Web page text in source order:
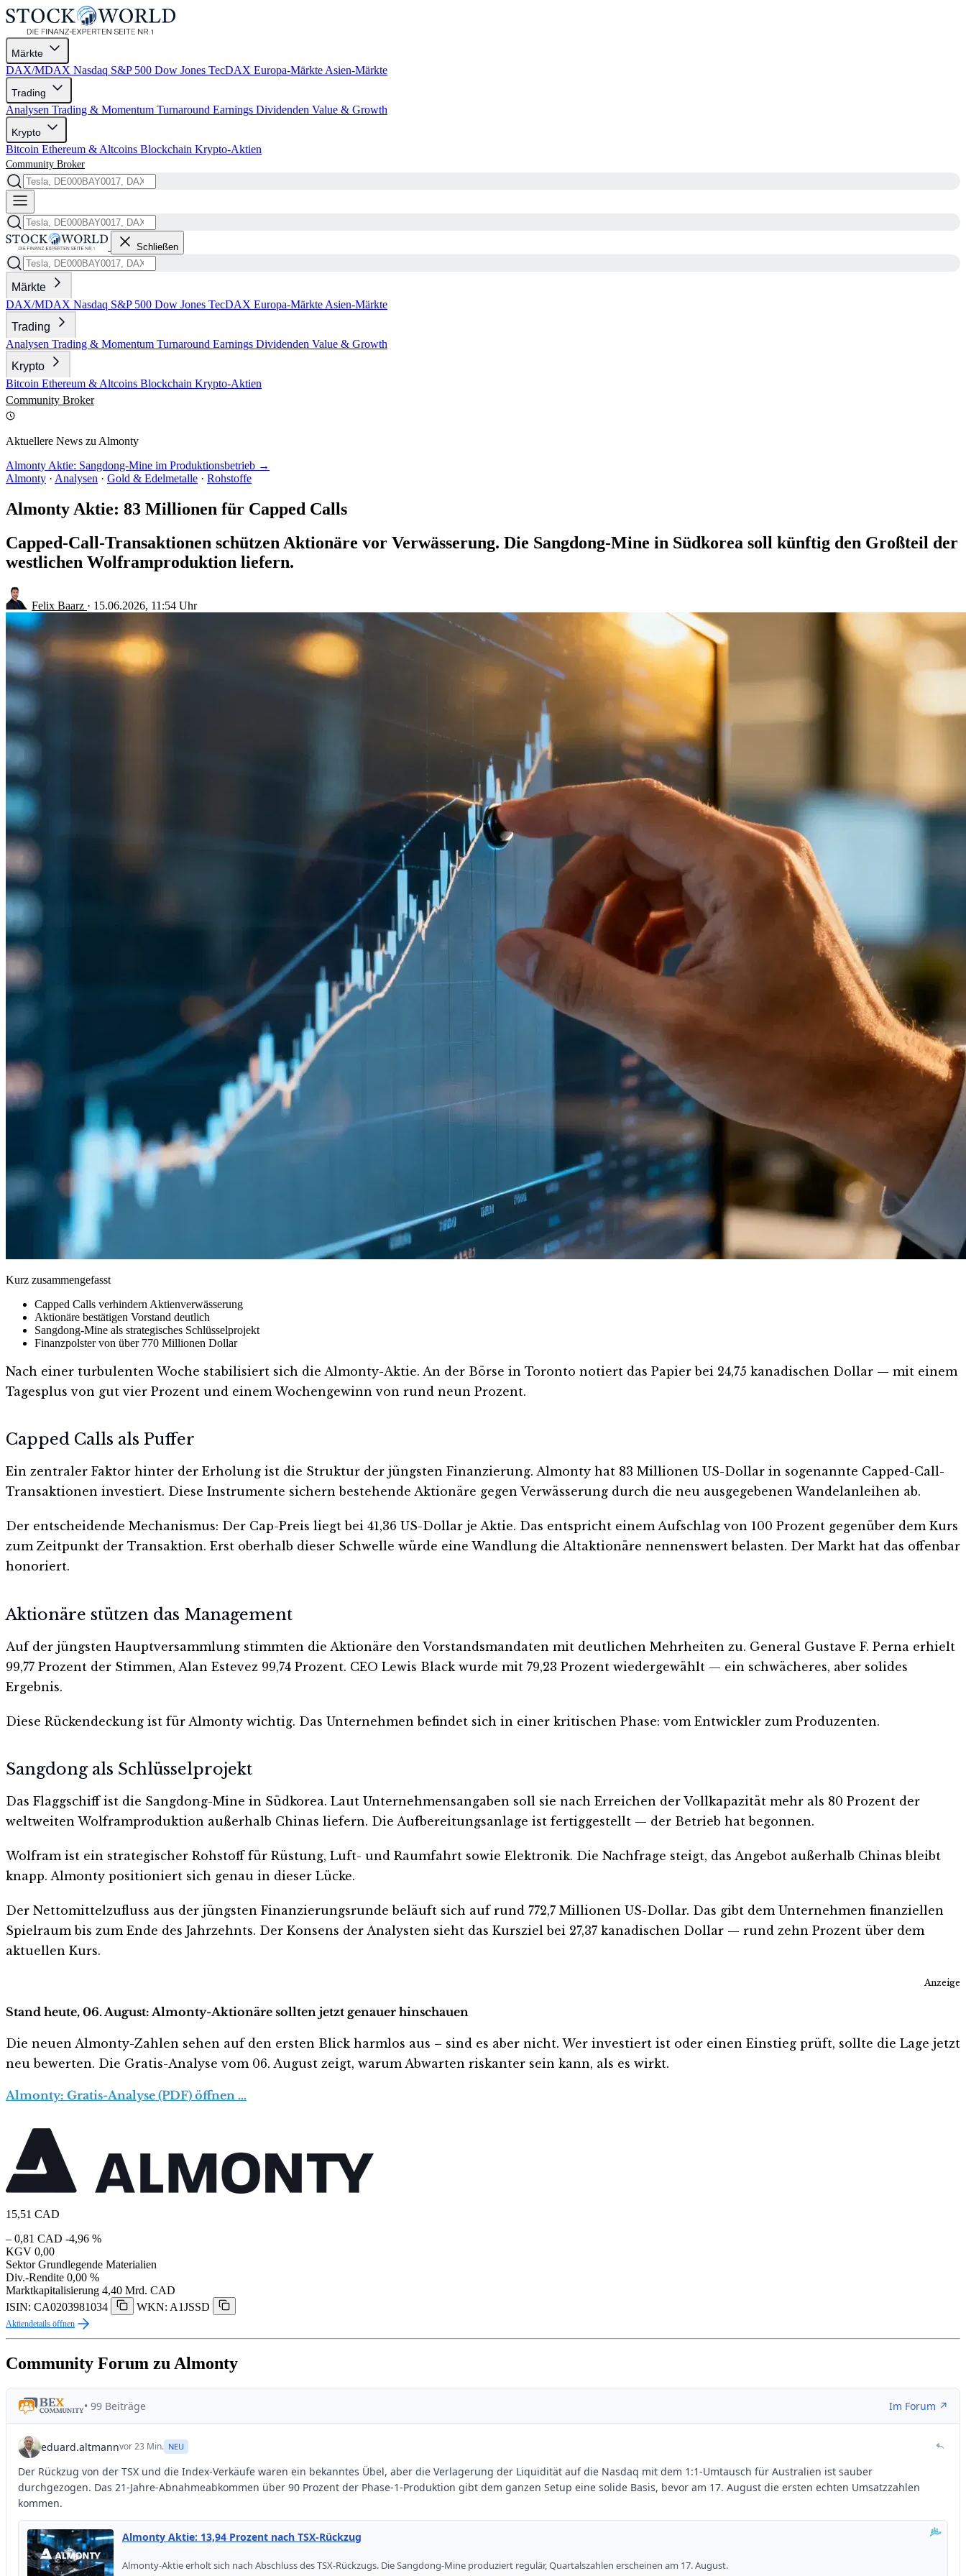
Märkte
DAX/MDAX Nasdaq S&P 500 Dow Jones TecDAX Europa-Märkte Asien-Märkte
Trading
Analysen Trading & Momentum Turnaround Earnings Dividenden Value & Growth
Krypto
Bitcoin Ethereum & Altcoins Blockchain Krypto-Aktien
Community Broker
Schließen
Märkte
DAX/MDAX Nasdaq S&P 500 Dow Jones TecDAX Europa-Märkte Asien-Märkte
Trading
Analysen Trading & Momentum Turnaround Earnings Dividenden Value & Growth
Krypto
Bitcoin Ethereum & Altcoins Blockchain Krypto-Aktien
Community Broker
Aktuellere News zu Almonty
Almonty Aktie: Sangdong-Mine im Produktionsbetrieb →
Almonty · Analysen · Gold & Edelmetalle · Rohstoffe
Almonty Aktie: 83 Millionen für Capped Calls
Capped-Call-Transaktionen schützen Aktionäre vor Verwässerung. Die Sangdong-Mine in Südkorea soll künftig den Großteil der
westlichen Wolframproduktion liefern.
Felix Baarz · 15.06.2026, 11:54 Uhr
Kurz zusammengefasst
Capped Calls verhindern Aktienverwässerung
Aktionäre bestätigen Vorstand deutlich
Sangdong-Mine als strategisches Schlüsselprojekt
Finanzpolster von über 770 Millionen Dollar
Nach einer turbulenten Woche stabilisiert sich die Almonty-Aktie. An der Börse in Toronto notiert das Papier bei 24,75 kanadischen Dollar — mit einem
Tagesplus von gut vier Prozent und einem Wochengewinn von rund neun Prozent.
Capped Calls als Puffer
Ein zentraler Faktor hinter der Erholung ist die Struktur der jüngsten Finanzierung. Almonty hat 83 Millionen US-Dollar in sogenannte Capped-Call-
Transaktionen investiert. Diese Instrumente sichern bestehende Aktionäre gegen Verwässerung durch die neu ausgegebenen Wandelanleihen ab.
Der entscheidende Mechanismus: Der Cap-Preis liegt bei 41,36 US-Dollar je Aktie. Das entspricht einem Aufschlag von 100 Prozent gegenüber dem Kurs
zum Zeitpunkt der Transaktion. Erst oberhalb dieser Schwelle würde eine Wandlung die Altaktionäre nennenswert belasten. Der Markt hat das offenbar
honoriert.
Aktionäre stützen das Management
Auf der jüngsten Hauptversammlung stimmten die Aktionäre den Vorstandsmandaten mit deutlichen Mehrheiten zu. General Gustave F. Perna erhielt
99,77 Prozent der Stimmen, Alan Estevez 99,74 Prozent. CEO Lewis Black wurde mit 79,23 Prozent wiedergewählt — ein schwächeres, aber solides
Ergebnis.
Diese Rückendeckung ist für Almonty wichtig. Das Unternehmen befindet sich in einer kritischen Phase: vom Entwickler zum Produzenten.
Sangdong als Schlüsselprojekt
Das Flaggschiff ist die Sangdong-Mine in Südkorea. Laut Unternehmensangaben soll sie nach Erreichen der Vollkapazität mehr als 80 Prozent der
weltweiten Wolframproduktion außerhalb Chinas liefern. Die Aufbereitungsanlage ist fertiggestellt — der Betrieb hat begonnen.
Wolfram ist ein strategischer Rohstoff für Rüstung, Luft- und Raumfahrt sowie Elektronik. Die Nachfrage steigt, das Angebot außerhalb Chinas bleibt
knapp. Almonty positioniert sich genau in dieser Lücke.
Der Nettomittelzufluss aus der jüngsten Finanzierungsrunde beläuft sich auf rund 772,7 Millionen US-Dollar. Das gibt dem Unternehmen finanziellen
Spielraum bis zum Ende des Jahrzehnts. Der Konsens der Analysten sieht das Kursziel bei 27,37 kanadischen Dollar — rund zehn Prozent über dem
aktuellen Kurs.
Anzeige
Stand heute, 06. August: Almonty-Aktionäre sollten jetzt genauer hinschauen
Die neuen Almonty-Zahlen sehen auf den ersten Blick harmlos aus – sind es aber nicht. Wer investiert ist oder einen Einstieg prüft, sollte die Lage jetzt
neu bewerten. Die Gratis-Analyse vom 06. August zeigt, warum Abwarten riskanter sein kann, als es wirkt.
Almonty: Gratis-Analyse (PDF) öffnen …
15,51 CAD
– 0,81 CAD -4,96 %
KGV 0,00
Sektor Grundlegende Materialien
Div.-Rendite 0,00 %
Marktkapitalisierung 4,40 Mrd. CAD
ISIN: CA0203981034
WKN: A1JSSD
Aktiendetails öffnen
Community Forum zu Almonty